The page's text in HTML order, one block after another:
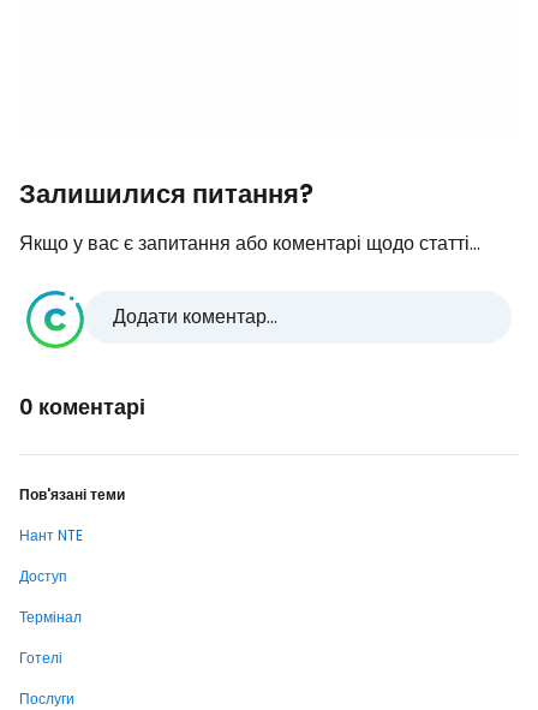
Залишилися питання?
Якщо у вас є запитання або коментарі щодо статті...
Додати коментар...
0 коментарі
Пов'язані теми
Нант NTE
Доступ
Термінал
Готелі
Послуги